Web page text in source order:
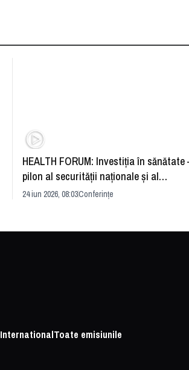
HEALTH FORUM: Investiția în sănătate
pilon al securității naționale și al
dezvoltării economice
24 iun 2026, 08:03Conferințe
InternationalToate emisiunile